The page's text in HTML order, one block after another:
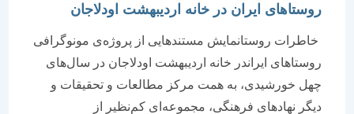
روستاهای ایران در خانه اردیبهشت اودلاجان
خاطرات روستانمایش مستندهایی از پروژه‌ی مونوگرافی
روستاهای ایراندر خانه اردیبهشت اودلاجان در سال‌های
چهل خورشیدی، به همت مرکز مطالعات و تحقیقات و
دیگر نهادهای فرهنگی، مجموعه‌ای کم‌نظیر از